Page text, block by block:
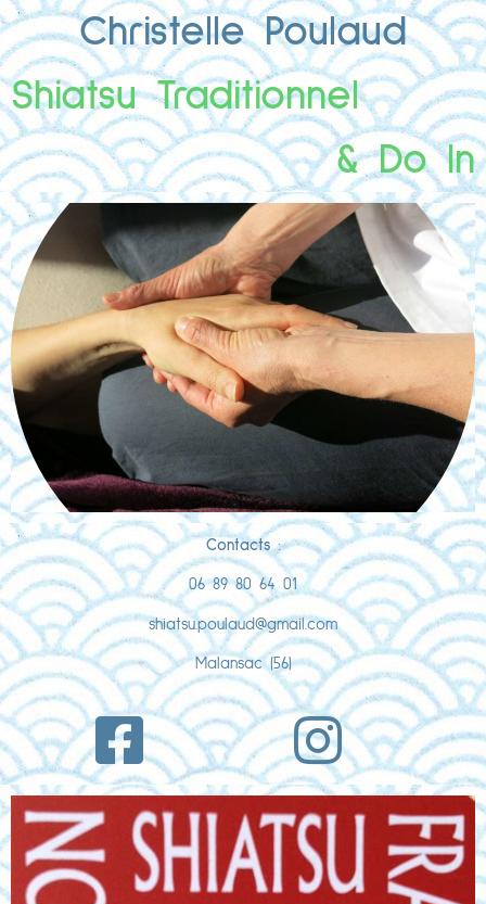
Christelle Poulaud
Shiatsu Traditionnel
& Do In
Contacts:
06 89 80 64 01
shiatsu.poulaud@gmail.com
Malansac (56)